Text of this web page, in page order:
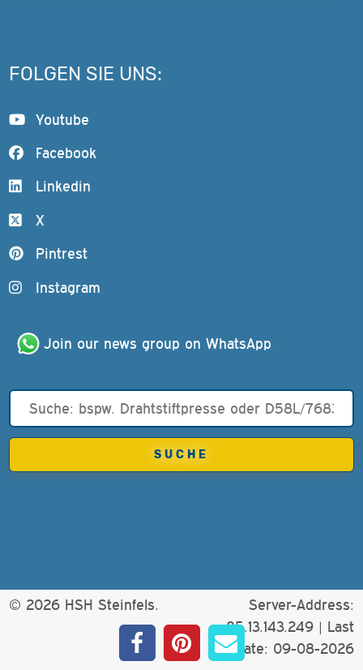
FOLGEN SIE UNS:
Youtube
Facebook
Linkedin
X
Pintrest
Instagram
Join our news group on WhatsApp
© 2026 HSH Steinfels.
Server-Address:
85.13.143.249 | Last
update: 09-08-2026